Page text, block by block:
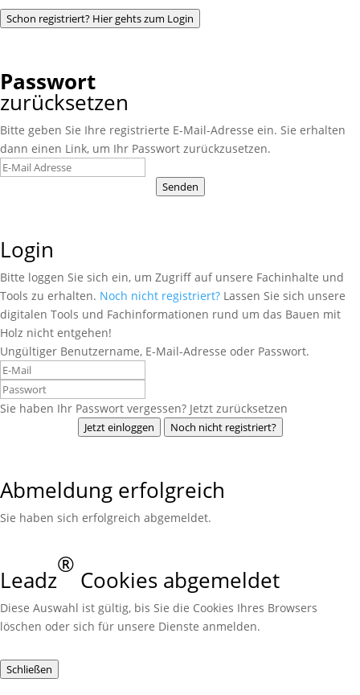
Schon registriert? Hier gehts zum Login
Passwort
zurücksetzen
Bitte geben Sie Ihre registrierte E-Mail-Adresse ein. Sie erhalten
dann einen Link, um Ihr Passwort zurückzusetzen.
Senden
Login
Bitte loggen Sie sich ein, um Zugriff auf unsere Fachinhalte und
Tools zu erhalten. Noch nicht registriert? Lassen Sie sich unsere
digitalen Tools und Fachinformationen rund um das Bauen mit
Holz nicht entgehen!
Ungültiger Benutzername, E-Mail-Adresse oder Passwort.
Sie haben Ihr Passwort vergessen? Jetzt zurücksetzen
Jetzt einloggen Noch nicht registriert?
Abmeldung erfolgreich
Sie haben sich erfolgreich abgemeldet.
Leadz
®
Cookies abgemeldet
Diese Auswahl ist gültig, bis Sie die Cookies Ihres Browsers
löschen oder sich für unsere Dienste anmelden.
Schließen